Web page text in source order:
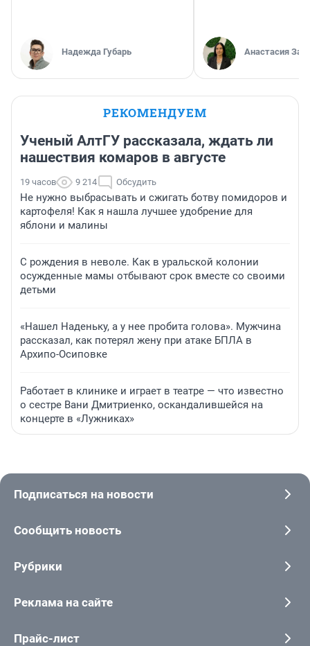
Надежда Губарь Анастасия
РЕКОМЕНДУЕМ
Ученый АлтГУ рассказала, ждать ли
нашествия комаров в августе
19 часов 9 214 Обсудить
Не нужно выбрасывать и сжигать ботву помидоров и
картофеля! Как я нашла лучшее удобрение для
яблони и малины
С рождения в неволе. Как в уральской колонии
осужденные мамы отбывают срок вместе со своими
детьми
«Нашел Наденьку, а у нее пробита голова». Мужчина
рассказал, как потерял жену при атаке БПЛА в
Архипо-Осиповке
Работает в клинике и играет в театре — что известно
о сестре Вани Дмитриенко, оскандалившейся на
концерте в «Лужниках»
Подписаться на новости
Сообщить новость
Рубрики
Реклама на сайте
Прайс-лист